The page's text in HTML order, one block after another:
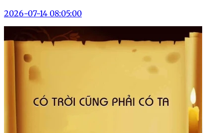
2026-07-14 08:05:00